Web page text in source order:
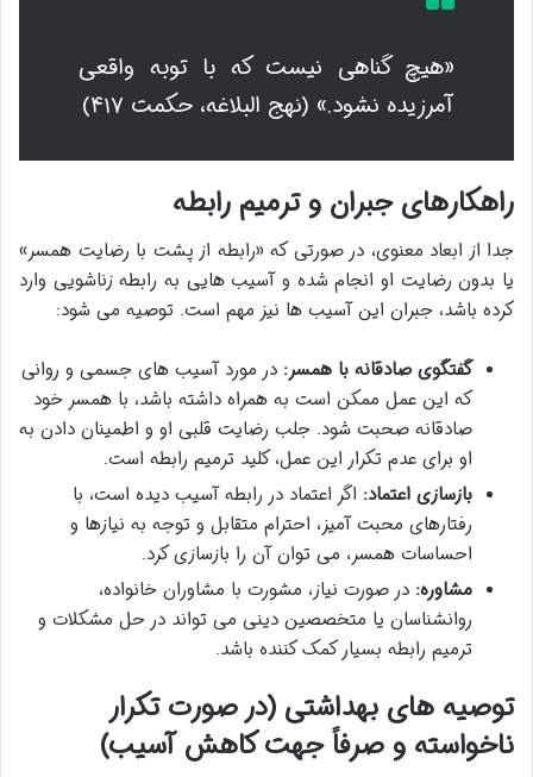
«هیچ گناهی نیست که با توبه واقعی
آمرزیده نشود.» (نهج البلاغه، حکمت ۴۱۷)
راهکارهای جبران و ترمیم رابطه
جدا از ابعاد معنوی، در صورتی که «رابطه از پشت با رضایت همسر»
یا بدون رضایت او انجام شده و آسیب هایی به رابطه زناشویی وارد
کرده باشد، جبران این آسیب ها نیز مهم است. توصیه می شود:
گفتگوی صادقانه با همسر: در مورد آسیب های جسمی و روانی
که این عمل ممکن است به همراه داشته باشد، با همسر خود
صادقانه صحبت شود. جلب رضایت قلبی او و اطمینان دادن به
او برای عدم تکرار این عمل، کلید ترمیم رابطه است.
بازسازی اعتماد: اگر اعتماد در رابطه آسیب دیده است، با
رفتارهای محبت آمیز، احترام متقابل و توجه به نیازها و
احساسات همسر، می توان آن را بازسازی کرد.
مشاوره: در صورت نیاز، مشورت با مشاوران خانواده،
روانشناسان یا متخصصین دینی می تواند در حل مشکلات و
ترمیم رابطه بسیار کمک کننده باشد.
توصیه های بهداشتی (در صورت تکرار
ناخواسته و صرفاً جهت کاهش آسیب)